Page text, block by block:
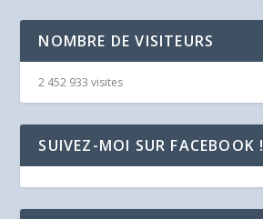
NOMBRE DE VISITEURS
2 452 933 visites
SUIVEZ-MOI SUR FACEBOOK !